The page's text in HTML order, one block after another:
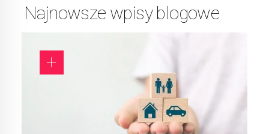
Najnowsze wpisy blogowe